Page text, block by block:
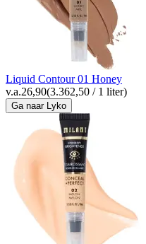
Liquid Contour 01 Honey
v.a.26,90(3.362,50 / 1 liter)
Ga naar Lyko